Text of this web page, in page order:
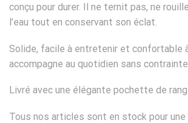
conçu pour durer. Il ne ternit pas, ne
l’eau tout en conservant son éclat.
Solide, facile à entretenir et confortable
accompagne au quotidien sans contrainte.
Livré avec une élégante pochette de
Tous nos articles sont en stock pour